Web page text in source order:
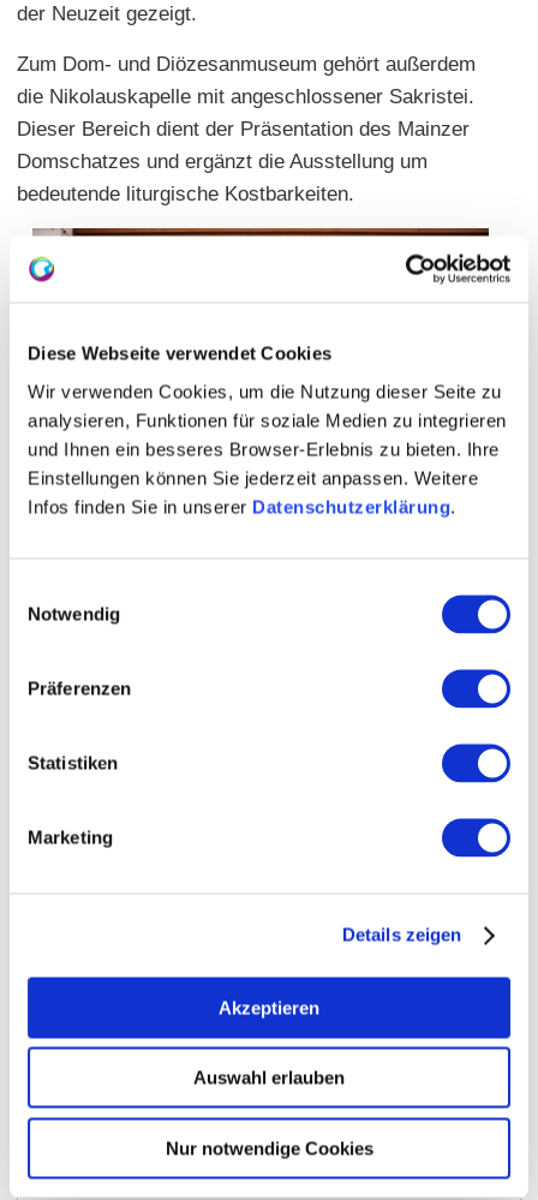
Diese Webseite verwendet Cookies
Wir verwenden Cookies, um die Nutzung dieser Seite zu
analysieren, Funktionen für soziale Medien zu integrieren
und Ihnen ein besseres Browser-Erlebnis zu bieten. Ihre
Einstellungen können Sie jederzeit anpassen. Weitere
Infos finden Sie in unserer Datenschutzerklärung.
Notwendig
Präferenzen
Statistiken
Marketing
Details zeigen
Akzeptieren
Auswahl erlauben
Nur notwendige Cookies
der Neuzeit gezeigt.
Zum Dom- und Diözesanmuseum gehört außerdem
die Nikolauskapelle mit angeschlossener Sakristei.
Dieser Bereich dient der Präsentation des Mainzer
Domschatzes und ergänzt die Ausstellung um
bedeutende liturgische Kostbarkeiten.
Öffnungszeiten
01.12.2020 bis 31.12.2029